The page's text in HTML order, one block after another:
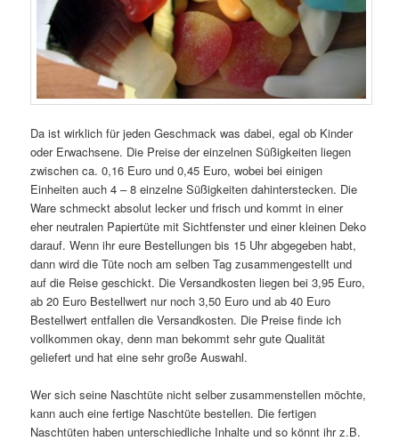
Da ist wirklich für jeden Geschmack was dabei, egal ob Kinder
oder Erwachsene. Die Preise der einzelnen Süßigkeiten liegen
zwischen ca. 0,16 Euro und 0,45 Euro, wobei bei einigen
Einheiten auch 4 – 8 einzelne Süßigkeiten dahinterstecken. Die
Ware schmeckt absolut lecker und frisch und kommt in einer
eher neutralen Papiertüte mit Sichtfenster und einer kleinen Deko
darauf. Wenn ihr eure Bestellungen bis 15 Uhr abgegeben habt,
dann wird die Tüte noch am selben Tag zusammengestellt und
auf die Reise geschickt. Die Versandkosten liegen bei 3,95 Euro,
ab 20 Euro Bestellwert nur noch 3,50 Euro und ab 40 Euro
Bestellwert entfallen die Versandkosten. Die Preise finde ich
vollkommen okay, denn man bekommt sehr gute Qualität
geliefert und hat eine sehr große Auswahl.
Wer sich seine Naschtüte nicht selber zusammenstellen möchte,
kann auch eine fertige Naschtüte bestellen. Die fertigen
Naschtüten haben unterschiedliche Inhalte und so könnt ihr z.B.